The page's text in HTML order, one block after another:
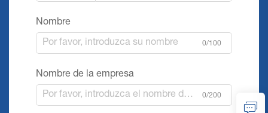
Nombre
0/100
Nombre de la empresa
0/200